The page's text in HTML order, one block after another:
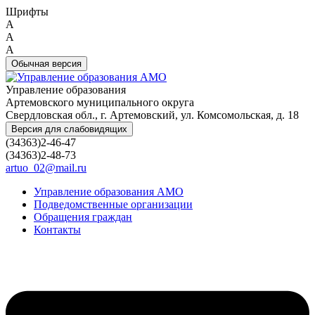
Шрифты
A
A
A
Обычная версия
Управление образования
Артемовского муниципального округа
Свердловская обл., г. Артемовский, ул. Комсомольская, д. 18
Версия для слабовидящих
(34363)2-46-47
(34363)2-48-73
artuo_02@mail.ru
Управление образования АМО
Подведомственные организации
Обращения граждан
Контакты